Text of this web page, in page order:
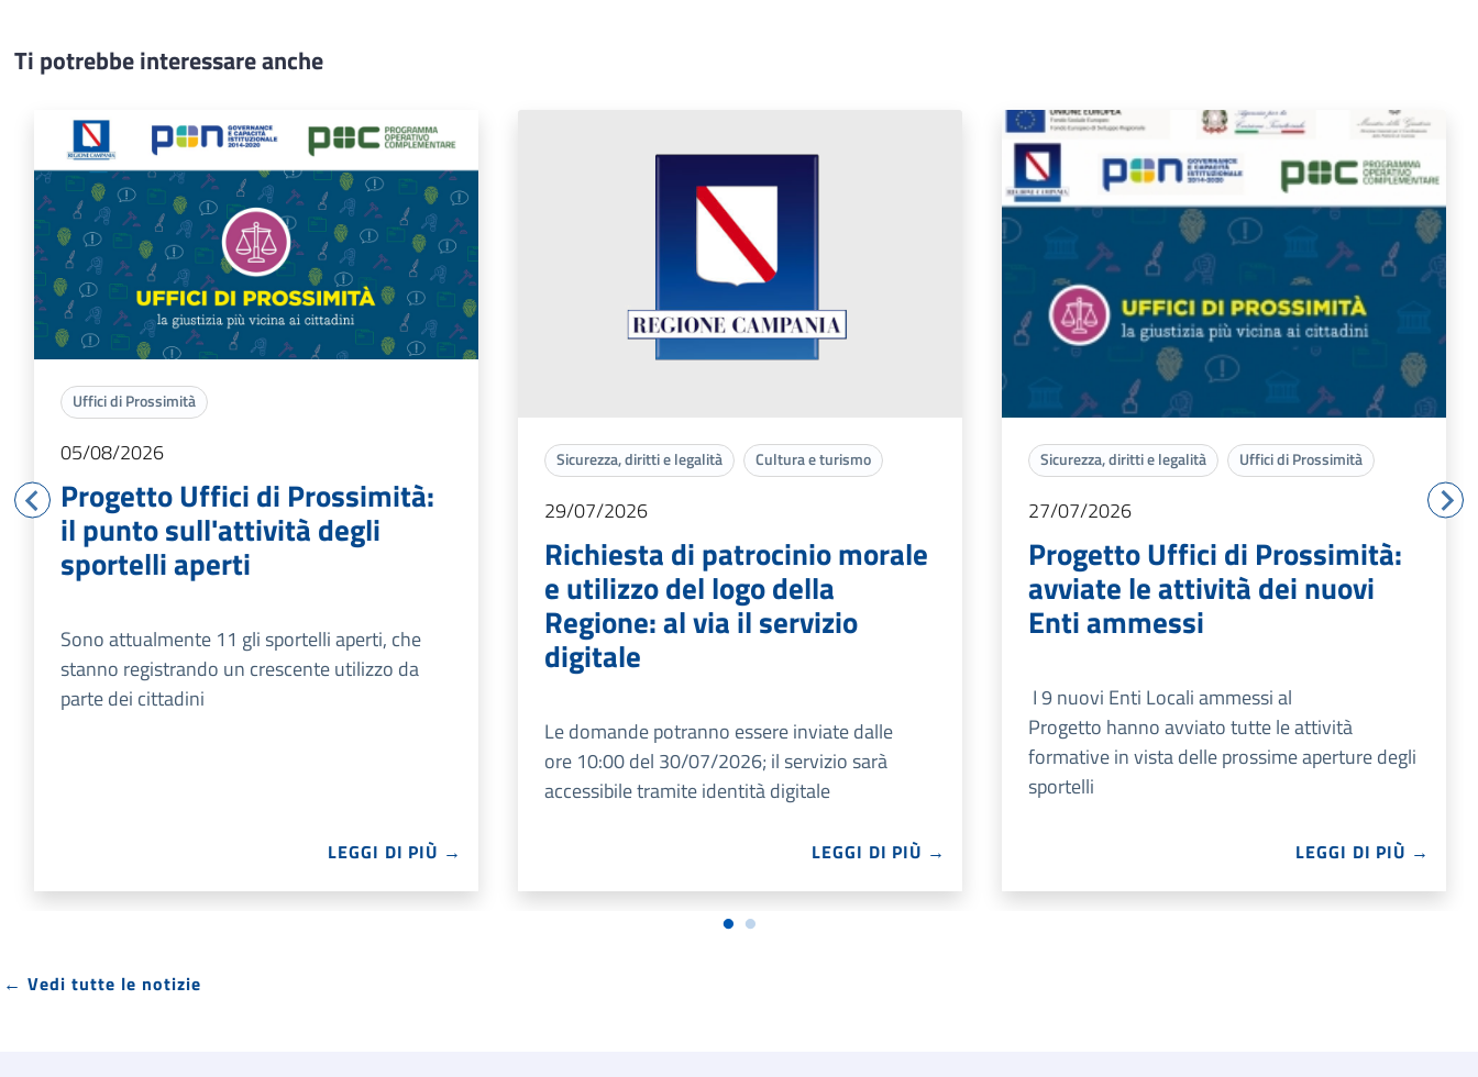
Ti potrebbe interessare anche
Uffici di Prossimità
05/08/2026
Progetto Uffici di Prossimità:
il punto sull'attività degli
sportelli aperti
Sono attualmente 11 gli sportelli aperti, che
stanno registrando un crescente utilizzo da
parte dei cittadini
LEGGI DI PIÙ →
Sicurezza, diritti e legalità Cultura e turismo
29/07/2026
Richiesta di patrocinio morale
e utilizzo del logo della
Regione: al via il servizio
digitale
Le domande potranno essere inviate dalle
ore 10:00 del 30/07/2026; il servizio sarà
accessibile tramite identità digitale
LEGGI DI PIÙ →
Sicurezza, diritti e legalità Uffici di Prossimità
27/07/2026
Progetto Uffici di Prossimità:
avviate le attività dei nuovi
Enti ammessi
I 9 nuovi Enti Locali ammessi al
Progetto hanno avviato tutte le attività
formative in vista delle prossime aperture degli
sportelli
LEGGI DI PIÙ →
← Vedi tutte le notizie